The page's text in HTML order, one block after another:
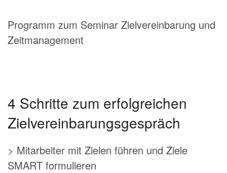
Programm zum Seminar Zielvereinbarung und
Zeitmanagement
4 Schritte zum erfolgreichen
Zielvereinbarungsgespräch
> Mitarbeiter mit Zielen führen und Ziele
SMART formulieren